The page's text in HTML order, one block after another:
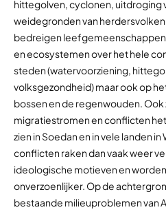
hittegolven, cyclonen, uitdroging
weidegronden van
bedreigen
en ecosystemen over het hele
steden (watervoorziening,
volksgezondheid) maar ook op
bossen en de regenwouden.
migratiestromen en conflicten
zien in Soedan en in vele landen
conflicten raken dan vaak weer
ideologische motieven en
onverzoenlijker. Op de
bestaande milieuproblemen van